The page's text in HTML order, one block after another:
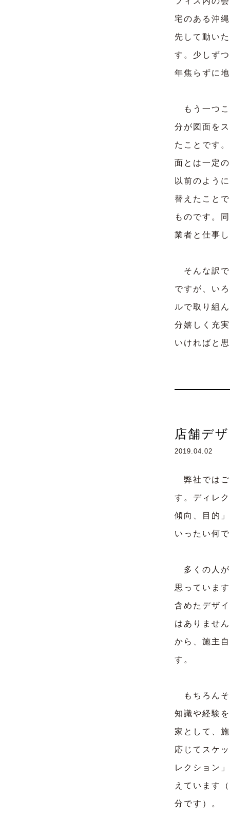
宅のある沖
先して動い
す。少しず
年焦らずに
もう一つこ
分が図面を
たことです
面とは一定
以前のよう
替えたこと
ものです。
業者と仕事
そんな訳で
ですが、い
ルで取り組
分嬉しく充
いければと
店舗デ
2019.04.02
弊社ではご
す。ディレ
傾向、目的
いったい何
多くの人が
思っていま
含めたデザ
はありませ
から、施主
す。
もちろんそ
知識や経験
家として、
応じてスケ
レクション
えています
分です）。